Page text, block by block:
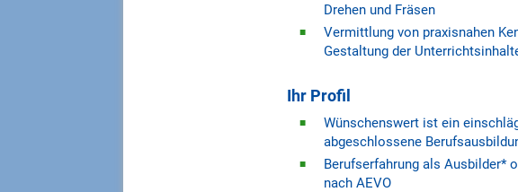
Drehen und Fräsen
Vermittlung von praxisnahen
Gestaltung der
Ihr Profil
Wünschenswert ist ein
abgeschlossene
Berufserfahrung als Ausbilder*
nach AEVO